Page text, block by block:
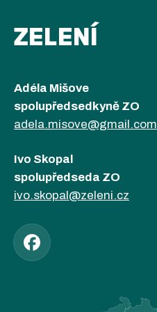
ZELENÍ
Adéla Mišove
spolupředsedkyně ZO
adela.misove@gmail.com
Ivo Skopal
spolupředseda ZO
ivo.skopal@zeleni.cz